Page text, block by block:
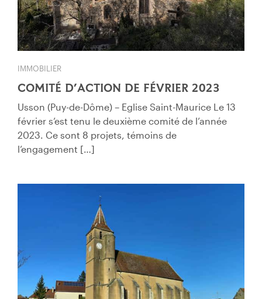
IMMOBILIER
COMITÉ D’ACTION DE FÉVRIER 2023
Usson (Puy-de-Dôme) – Eglise Saint-Maurice Le 13
février s’est tenu le deuxième comité de l’année
2023. Ce sont 8 projets, témoins de
l’engagement […]